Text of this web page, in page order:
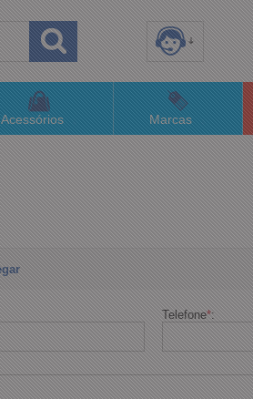
4820
(48)996063435
Online
Acessórios Marcas
Telefone*: